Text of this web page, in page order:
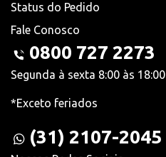
Status do Pedido
Fale Conosco
0800 727 2273
Segunda à sexta 8:00 às 18:00
*Exceto feriados
(31) 2107-2045